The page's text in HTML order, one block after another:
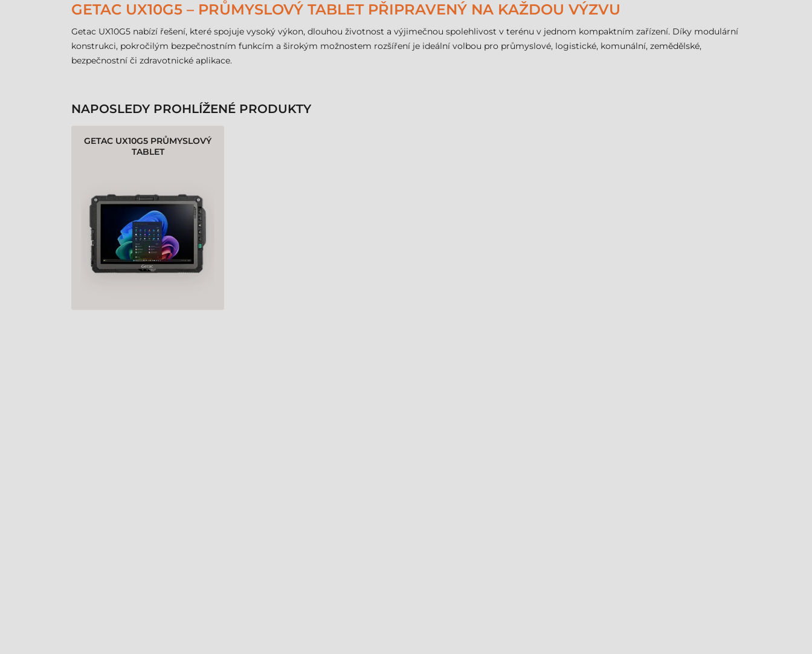
GETAC UX10G5 – PRŮMYSLOVÝ TABLET PŘIPRAVENÝ NA KAŽDOU VÝZVU
Getac UX10G5 nabízí řešení, které spojuje vysoký výkon, dlouhou životnost a výjimečnou spolehlivost v terénu v jednom kompaktním zařízení. Díky modulární
konstrukci, pokročilým bezpečnostním funkcím a širokým možnostem rozšíření je ideální volbou pro průmyslové, logistické, komunální, zemědělské,
bezpečnostní či zdravotnické aplikace.
NAPOSLEDY PROHLÍŽENÉ PRODUKTY
GETAC UX10G5 PRŮMYSLOVÝ
TABLET